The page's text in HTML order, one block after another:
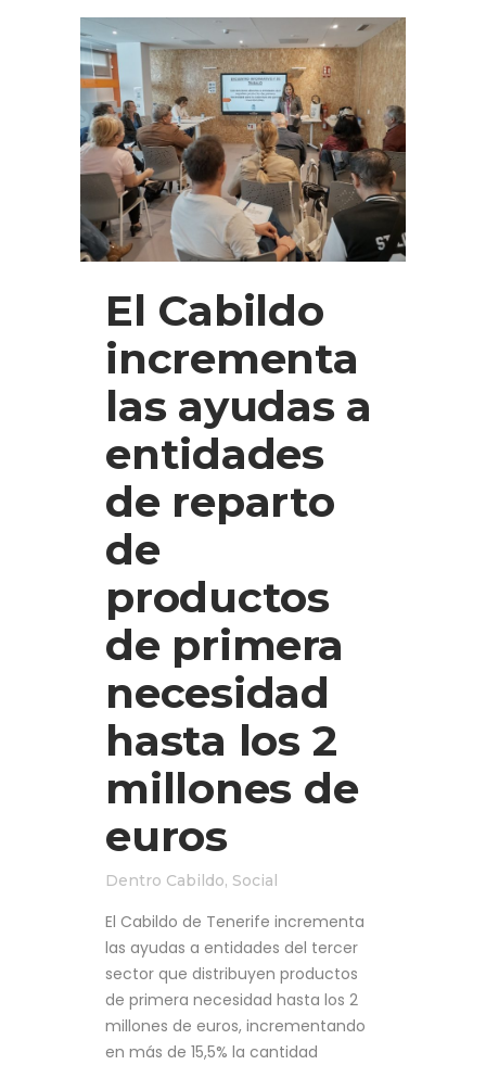
El Cabildo
incrementa
las ayudas a
entidades
de reparto
de
productos
de primera
necesidad
hasta los 2
millones de
euros
Dentro Cabildo, Social
El Cabildo de Tenerife incrementa
las ayudas a entidades del tercer
sector que distribuyen productos
de primera necesidad hasta los 2
millones de euros, incrementando
en más de 15,5% la cantidad